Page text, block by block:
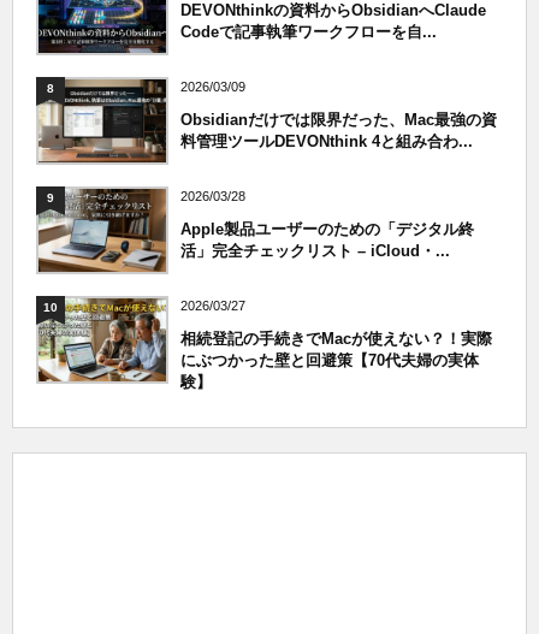
DEVONthinkの資料からObsidianへClaude
Codeで記事執筆ワークフローを自...
8 2026/03/09
Obsidianだけでは限界だった、Mac最強の資
料管理ツールDEVONthink 4と組み合わ...
9 2026/03/28
Apple製品ユーザーのための「デジタル終
活」完全チェックリスト – iCloud・...
10 2026/03/27
相続登記の手続きでMacが使えない？！実際
にぶつかった壁と回避策【70代夫婦の実体
験】